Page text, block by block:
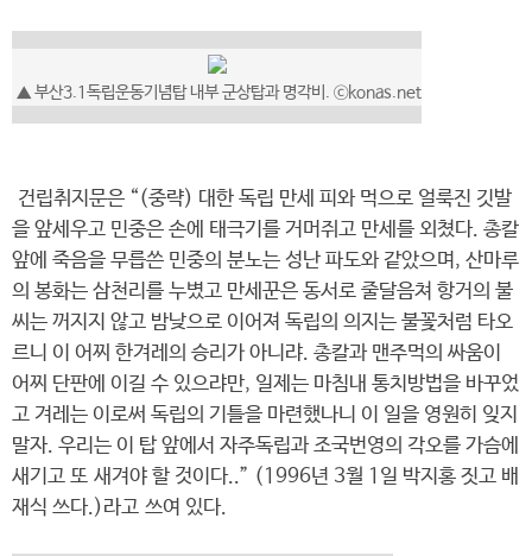
▲ 부산3.1독립운동기념탑 내부 군상탑과 명각비. ⓒkonas.net
건립취지문은 “(중략) 대한 독립 만세 피와 먹으로 얼룩진 깃발
을 앞세우고 민중은 손에 태극기를 거머쥐고 만세를 외쳤다. 총칼
앞에 죽음을 무릅쓴 민중의 분노는 성난 파도와 같았으며, 산마루
의 봉화는 삼천리를 누볐고 만세꾼은 동서로 줄달음쳐 항거의 불
씨는 꺼지지 않고 밤낮으로 이어져 독립의 의지는 불꽃처럼 타오
르니 이 어찌 한겨레의 승리가 아니랴. 총칼과 맨주먹의 싸움이
어찌 단판에 이길 수 있으랴만, 일제는 마침내 통치방법을 바꾸었
고 겨레는 이로써 독립의 기틀을 마련했나니 이 일을 영원히 잊지
말자. 우리는 이 탑 앞에서 자주독립과 조국번영의 각오를 가슴에
새기고 또 새겨야 할 것이다..” (1996년 3월 1일 박지홍 짓고 배
재식 쓰다.)라고 쓰여 있다.